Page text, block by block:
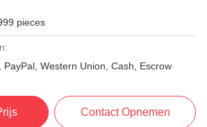
pieces
PayPal, Western Union, Cash, Escrow
Contact Opnemen